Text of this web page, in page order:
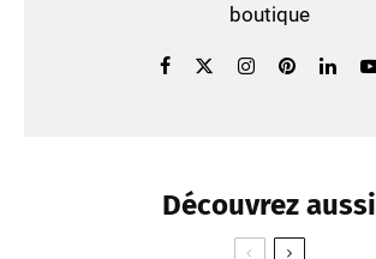
boutique
Découvrez aussi